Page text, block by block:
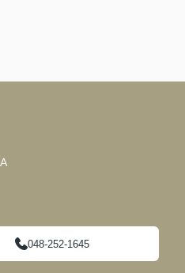
048-252-1645